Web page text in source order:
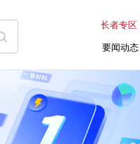
长者专区
要闻动态